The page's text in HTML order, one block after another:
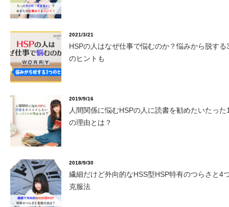
2021/3/21
HSPの人はなぜ仕事で悩むのか？悩みから脱する
のヒントも
2019/9/16
人間関係に悩むHSPの人に読書を勧めたいたった
の理由とは？
2018/9/30
繊細だけど外向的なHSS型HSP特有のつらさと4
克服法